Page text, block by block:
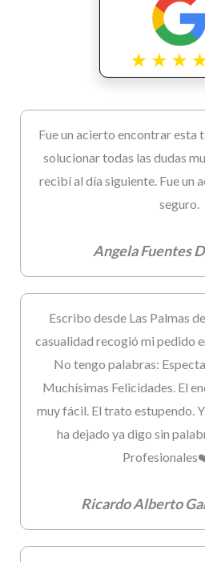
Fue un acierto encontrar esta
solucionar todas las dudas
recibí al día siguiente. Fue un
seguro.
Angela Fuentes
Escribo desde Las Palmas
casualidad recogió mi pedido
No tengo palabras:
Muchísimas Felicidades. El
muy fácil. El trato estupendo.
ha dejado ya digo sin
Ricardo Alberto